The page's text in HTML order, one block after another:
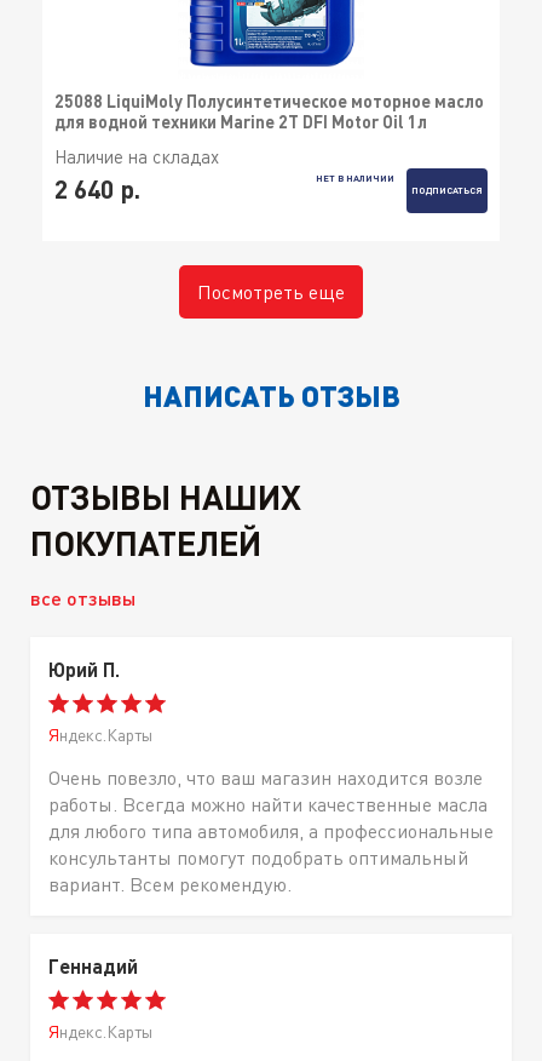
25088 LiquiMoly Полусинтетическое моторное масло
для водной техники Marine 2T DFI Motor Oil 1л
Наличие на складах
2 640 р.
НЕТ В НАЛИЧИИ
ПОДПИСАТЬСЯ
Посмотреть еще
НАПИСАТЬ ОТЗЫВ
ОТЗЫВЫ НАШИХ
ПОКУПАТЕЛЕЙ
все отзывы
Юрий П.
Яндекс.Карты
Очень повезло, что ваш магазин находится возле
работы. Всегда можно найти качественные масла
для любого типа автомобиля, а профессиональные
консультанты помогут подобрать оптимальный
вариант. Всем рекомендую.
Геннадий
Яндекс.Карты